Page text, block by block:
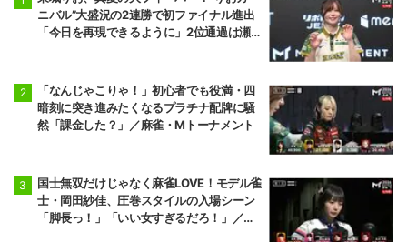
ニバル”大盛況の2連勝で初ファイナル進出
「今日を再現できるように」2位通過は瀬
「なんじゃこりゃ！」初心者でも役満・四
暗刻に突き進みたくなるプラチナ配牌に騒
然「課金した？」／麻雀・Mトーナメント
国士無双だけじゃなく麻雀LOVE！モデル雀
士・岡田紗佳、圧巻スタイルの入場シーン
「脚長っ！」「いい女すぎるだろ！」／麻